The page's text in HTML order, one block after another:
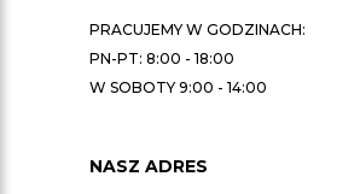
PRACUJEMY W GODZINACH:
PN-PT: 8:00 - 18:00
W SOBOTY 9:00 - 14:00
NASZ ADRES